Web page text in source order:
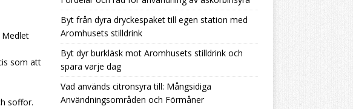
Medlet
som att
soffor.
Byt från dyra dryckespaket till egen station med
Aromhusets stilldrink
Byt dyr burkläsk mot Aromhusets stilldrink och
spara varje dag
Vad används citronsyra till: Mångsidiga
Användningsområden och Förmåner